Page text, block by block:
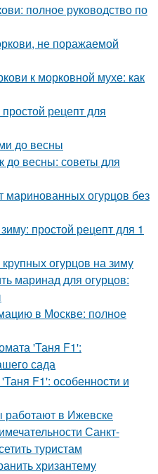
полное руководство по
не поражаемой
к морковной мухе: как
рецепт для
до весны
до весны: советы для
маринованных огурцов без
простой рецепт для 1
огурцов на зиму
маринад для огурцов:
в Москве: полное
'Таня F1':
сада
F1': особенности и
работают в Ижевске
Санкт-
туристам
хризантему